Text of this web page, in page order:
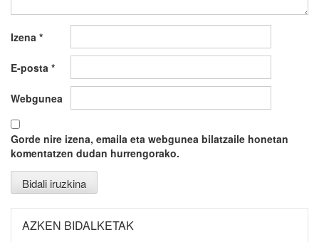
Izena *
E-posta *
Webgunea
Gorde nire izena, emaila eta webgunea bilatzaile honetan
komentatzen dudan hurrengorako.
AZKEN BIDALKETAK